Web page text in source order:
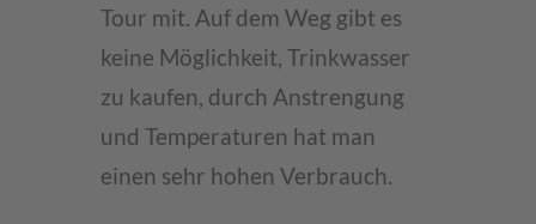
Tour mit. Auf dem Weg gibt es
keine Möglichkeit, Trinkwasser
zu kaufen, durch Anstrengung
und Temperaturen hat man
einen sehr hohen Verbrauch.